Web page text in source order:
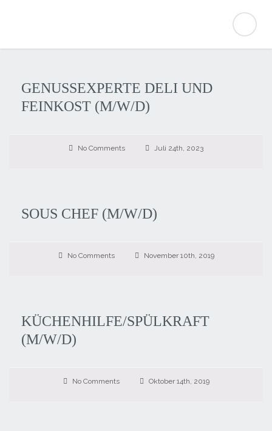
GENUSSEXPERTE DELI UND
FEINKOST (M/W/D)
No Comments Juli 24th, 2023
SOUS CHEF (M/W/D)
No Comments November 10th, 2019
KÜCHENHILFE/SPÜLKRAFT
(M/W/D)
No Comments Oktober 14th, 2019